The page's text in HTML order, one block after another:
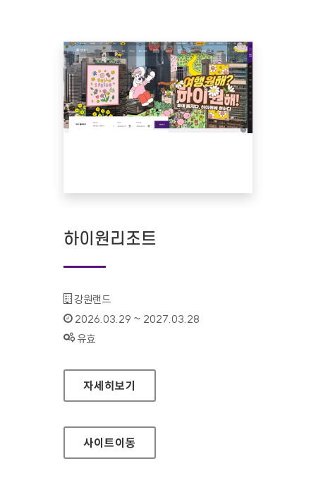
하이원리조트
기관명 :
강원랜드
인증기간 :
2026.03.29 ~ 2027.03.28
상태 :
유효
하이원리조트
자세히보기
사이트이동